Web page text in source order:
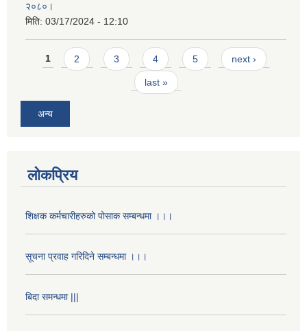
२०८०।
मिति: 03/17/2024 - 12:10
Pages
1 2 3 4 5 next ›
last »
अन्य
लोकप्रिय
शिक्षक कर्मचारीहरुको पोसाक सम्बन्धमा ।।।
सूचना प्रवाह गरिदिने सम्बन्धमा ।।।
बिदा समन्धमा |||